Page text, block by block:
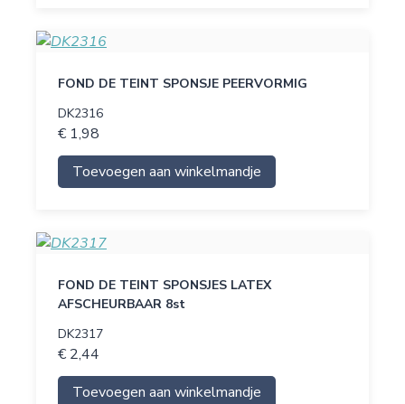
FOND DE TEINT SPONSJE PEERVORMIG
DK2316
€ 1,98
Toevoegen aan winkelmandje
FOND DE TEINT SPONSJES LATEX
AFSCHEURBAAR 8st
DK2317
€ 2,44
Toevoegen aan winkelmandje